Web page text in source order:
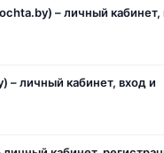
– личный кабинет,
личный кабинет, вход и